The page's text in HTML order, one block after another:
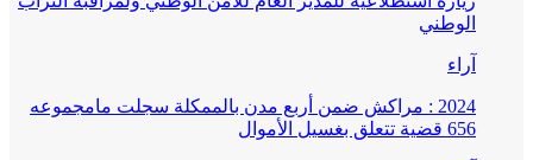
الوطني
آراء
2024 : مراكش ضمن أربع مدن بالممكلة سجلت مامجموعه
656 قضية تتعلق بغسيل الأموال